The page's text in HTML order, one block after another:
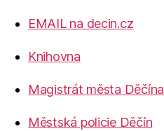
EMAIL na decin.cz
Knihovna
Magistrát města Děčína
Městská policie Děčín